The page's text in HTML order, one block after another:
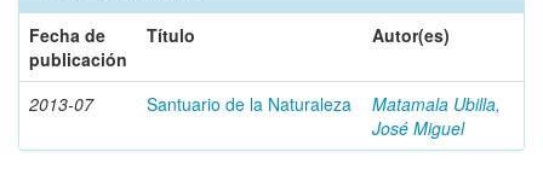
Fecha de
publicación
Título Autor(es)
2013-07 Santuario de la Naturaleza
Matamala Ubilla,
José Miguel